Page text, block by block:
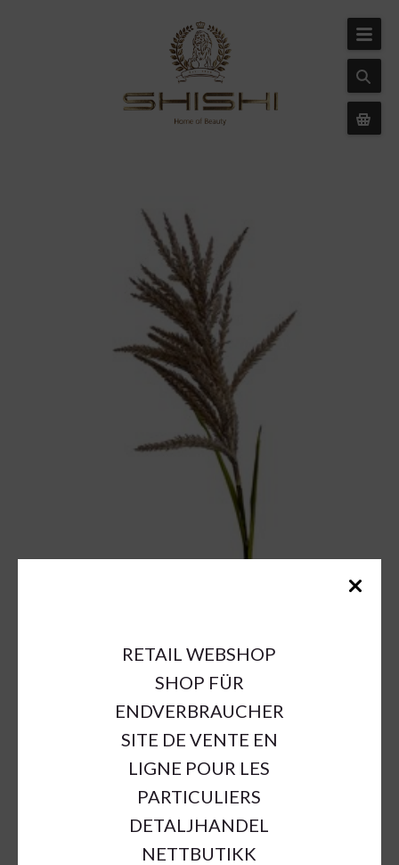
RETAIL WEBSHOP
SHOP FÜR
ENDVERBRAUCHER
SITE DE VENTE EN
LIGNE POUR LES
PARTICULIERS
DETALJHANDEL
NETTBUTIKK